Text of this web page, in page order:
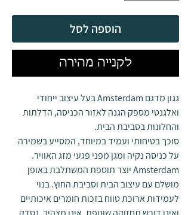
הוספה לסל
לקנייה מהירה
גגון מדגם Amsterdam בעל עיצוב ייחודי
ואלגנטי מספק הגנה לאזור הכניסה, הדלתות
והחלונות בסביבת הבית.
סוכך בטיחותי ועמיד במיוחד, המסייע בשמירה
על כניסה נקיה ומגן מפני פגעי מזג האוויר.
Amsterdam יוצר תוספת המשתלבת באופן
מושלם עם עיצוב הבית וסביבת החוץ. בנוי
לעמידות ארוכת טווח בזכות חומרים איכותיים